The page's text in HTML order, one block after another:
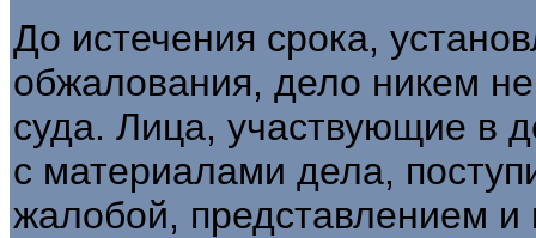
До истечения срока,
обжалования, дело никем
суда. Лица, участвующие в
с материалами дела,
жалобой, представлением